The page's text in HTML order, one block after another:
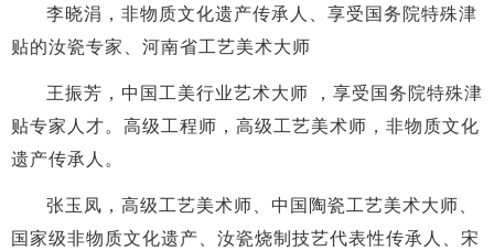
李晓涓，非物质文化遗产传承人、享受国务院特殊津
贴的汝瓷专家、河南省工艺美术大师
王振芳，中国工美行业艺术大师 ，享受国务院特殊津
贴专家人才。高级工程师，高级工艺美术师，非物质文化
遗产传承人。
张玉凤，高级工艺美术师、中国陶瓷工艺美术大师、
国家级非物质文化遗产、汝瓷烧制技艺代表性传承人、宋